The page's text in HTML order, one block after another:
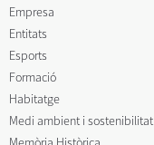
Empresa
Entitats
Esports
Formació
Habitatge
Medi ambient i sostenibilitat